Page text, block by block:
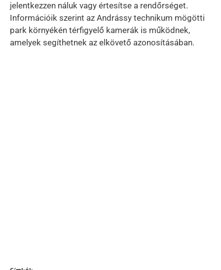
jelentkezzen náluk vagy értesítse a rendőrséget.
Információik szerint az Andrássy technikum mögötti
park környékén térfigyelő kamerák is működnek,
amelyek segíthetnek az elkövető azonosításában.